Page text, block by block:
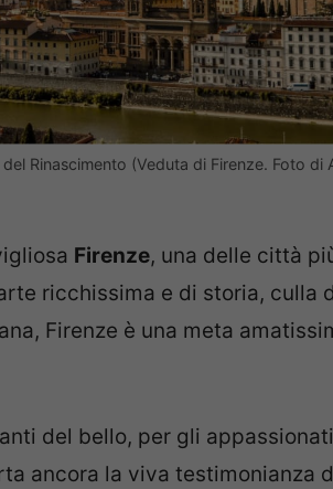
Rinascimento (Veduta di Firenze. Foto di
Firenze, una delle città
ricchissima e di storia, culla
Firenze è una meta
del bello, per gli
ancora la viva testimonianza